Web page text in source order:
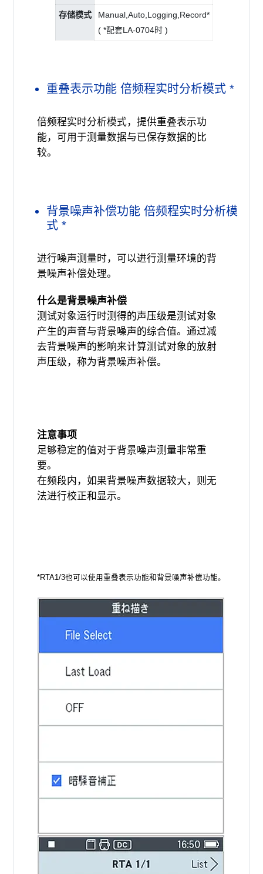
存储模式
Manual,Auto,Logging,Record*
( *配套LA-0704时 )
重叠表示功能 倍频程实时分析模式 *
倍频程实时分析模式，提供重叠表示功
能，可用于测量数据与已保存数据的比
较。
背景噪声补偿功能 倍频程实时分析模
式 *
进行噪声测量时，可以进行测量环境的背
景噪声补偿处理。
什么是背景噪声补偿
测试对象运行时测得的声压级是测试对象
产生的声音与背景噪声的综合值。通过减
去背景噪声的影响来计算测试对象的放射
声压级，称为背景噪声补偿。
注意事项
足够稳定的值对于背景噪声测量非常重
要。
在频段内，如果背景噪声数据较大，则无
法进行校正和显示。
*RTA1/3也可以使用重叠表示功能和背景噪声补偿功能。